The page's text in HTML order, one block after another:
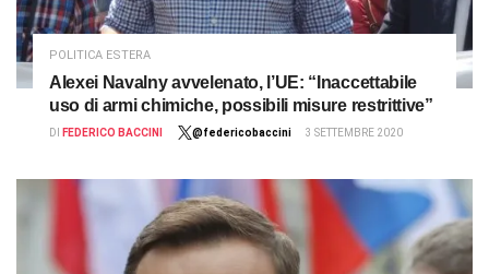
POLITICA ESTERA
Alexei Navalny avvelenato, l’UE: “Inaccettabile
uso di armi chimiche, possibili misure restrittive”
DI FEDERICO BACCINI @federicobaccini 3 SETTEMBRE 2020